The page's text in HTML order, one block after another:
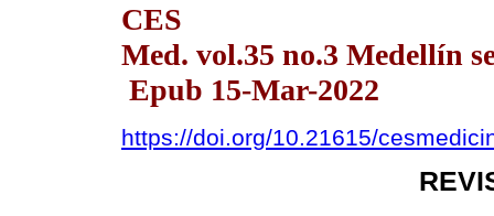
CES
Med. vol.35 no.3 Medellín
Epub 15-Mar-2022
https://doi.org/10.21615/